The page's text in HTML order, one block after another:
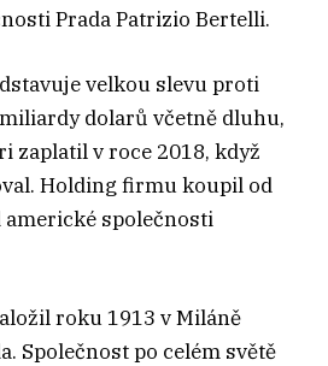
Prada Patrizio Bertelli.
velkou slevu proti
dolarů včetně dluhu,
zaplatil v roce 2018, když
Holding firmu koupil od
americké společnosti
roku 1913 v Miláně
Společnost po celém světě